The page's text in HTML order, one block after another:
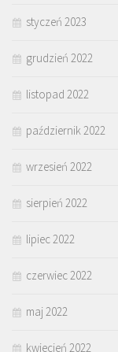
styczeń 2023
grudzień 2022
listopad 2022
październik 2022
wrzesień 2022
sierpień 2022
lipiec 2022
czerwiec 2022
maj 2022
kwiecień 2022